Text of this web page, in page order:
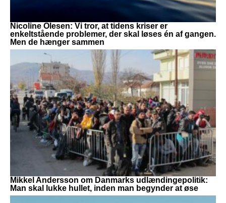
Nicoline Olesen: Vi tror, at tidens kriser er
enkeltstående problemer, der skal løses én af gangen.
Men de hænger sammen
Mikkel Andersson om Danmarks udlændingepolitik:
Man skal lukke hullet, inden man begynder at øse